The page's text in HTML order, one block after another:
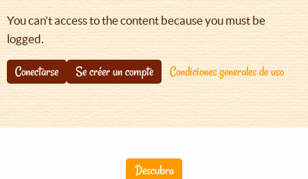
navegación
You can't access to the content because you must be
logged.
Conectarse Se créer un compte Condiciones generales de uso
Descubra